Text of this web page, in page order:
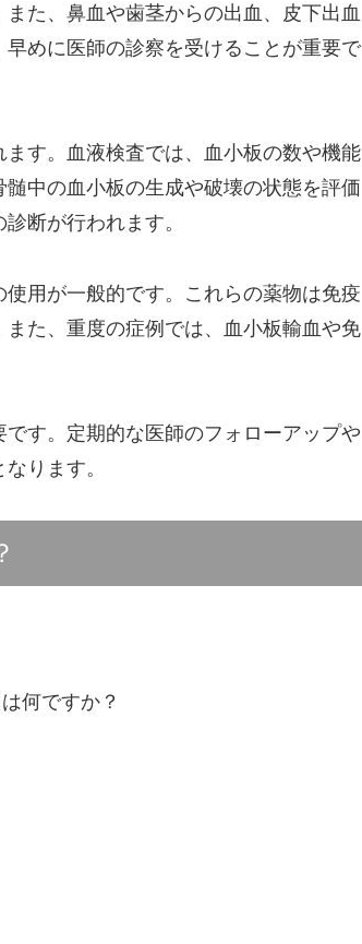
た、鼻血や歯茎からの出血、皮下出血
めに医師の診察を受けることが重要で
す。血液検査では、血小板の数や機能
中の血小板の生成や破壊の状態を評価
断が行われます。
用が一般的です。これらの薬物は免疫
た、重度の症例では、血小板輸血や免
す。定期的な医師のフォローアップや
ります。